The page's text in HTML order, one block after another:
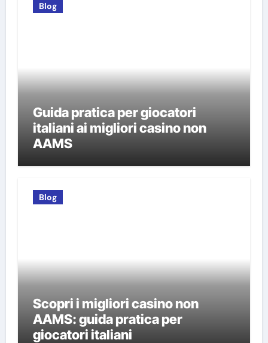
Blog
Guida pratica per giocatori
italiani ai migliori casino non
AAMS
Blog
Scopri i migliori casino non
AAMS: guida pratica per
giocatori italiani